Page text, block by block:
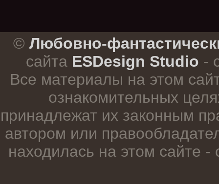
© Любовно-
сайта ESDesign Studio -
Все материалы на этом
ознакомительных
принадлежат их законным
автором или
находилась на этом сайте